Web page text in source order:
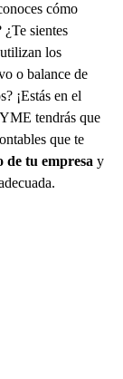
cómo
sientes
los
o balance de
¡Estás en el
tendrás que
que te
de tu empresa y